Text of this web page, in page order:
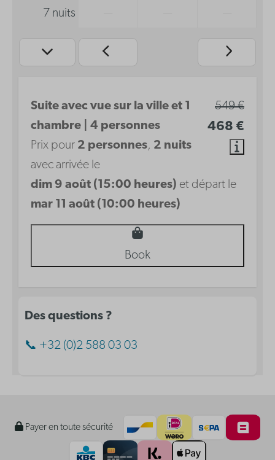
7 nuits
549 €
468 €
Suite avec vue sur la ville et 1
chambre | 4 personnes
Prix pour 2 personnes, 2 nuits
avec arrivée le
dim 9 août (15:00 heures) et départ le
mar 11 août (10:00 heures)
Book
Des questions ?
📞 +32 (0)2 588 03 03
Payer en toute sécurité